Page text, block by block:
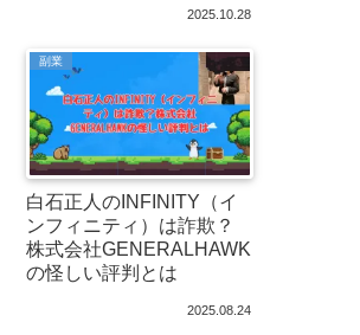
2025.10.28
副業
白石正人のINFINITY（イ
ンフィニティ）は詐欺？
株式会社GENERALHAWK
の怪しい評判とは
2025.08.24